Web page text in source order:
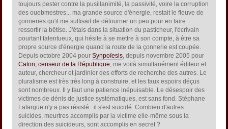
toujours pester contre la pusillanimité, la passivité, voire la corruption
des ouebmestres... ma grande source d'énergie, restait le fleuve de
çonneries qu'il me suffisait de détourner un peu pour en faire
ressortir la bêtise. J'étais dans la situation du pasticheur, l'écrivain
pourtant talentueux, qui hésite à se mettre à son compte, à être sa
propre source d'énergie quand la route de la çonnerie est coupée.
Depuis octobre 2004 pourSynpoïesis, depuis novembre 2005 pour
Caton, censeur de la République, me voilà simultanément éditeur et
auteur, chercheur et jardinier des efforts de recherche des autres. Le
pluralisme est très très long à construire, et les faux espoirs déçus
sont nombreux. Il y faut une patience inépuisable. Le désespoir des
victimes de dénis de justice systématiques, est sans fond. Stéphane
Lafargue n'y a pas résisté : il s'est suicidé. Combien d'autres
suicides, meurtres accomplis par la victime elle-même sous la
direction des suicideurs, sont accomplis en secret ?